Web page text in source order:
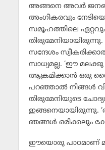
അങ്ങനെ അവര്‍
അംഗീകരവും
സമൂഹത്തിലെ
സന്ദേശം
സാധ്യമല്ല. ‘ഈ മലക്കു
ആക്രമിക്കാന്‍ ഒരു
പറഞ്ഞാല്‍ നിങ്ങള്‍
തിരുമേനിയുടെ
ഇങ്ങനെയായിരുന്നു.
ഞങ്ങള്‍ ഒരിക്കലും
ഈയൊരു പാഠമാണ്